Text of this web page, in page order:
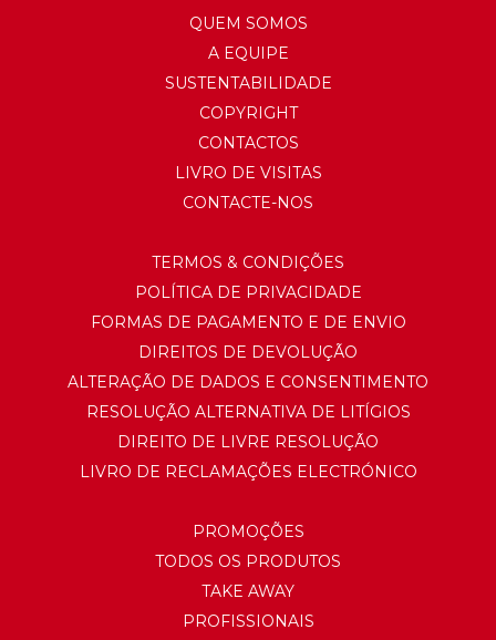
QUEM SOMOS
A EQUIPE
SUSTENTABILIDADE
COPYRIGHT
CONTACTOS
LIVRO DE VISITAS
CONTACTE-NOS
TERMOS & CONDIÇÕES
POLÍTICA DE PRIVACIDADE
FORMAS DE PAGAMENTO E DE ENVIO
DIREITOS DE DEVOLUÇÃO
ALTERAÇÃO DE DADOS E CONSENTIMENTO
RESOLUÇÃO ALTERNATIVA DE LITÍGIOS
DIREITO DE LIVRE RESOLUÇÃO
LIVRO DE RECLAMAÇÕES ELECTRÓNICO
PROMOÇÕES
TODOS OS PRODUTOS
TAKE AWAY
PROFISSIONAIS